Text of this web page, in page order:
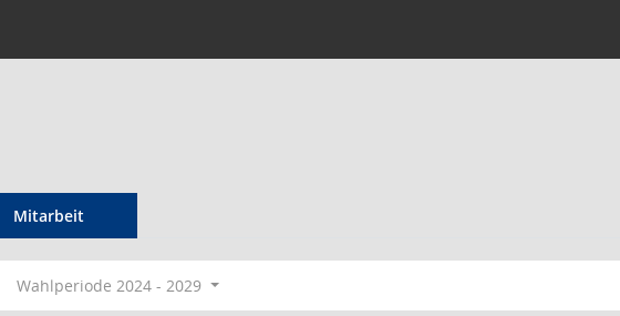
Mitarbeit
Wahlperiode 2024 - 2029